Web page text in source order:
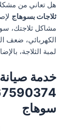
هل تعاني من
ثلاجات بسوهاج
مشاكل ثلاجتك،
الكهربائي، ضعف
لمبة الثلاجة،
خدمة
سوهاج